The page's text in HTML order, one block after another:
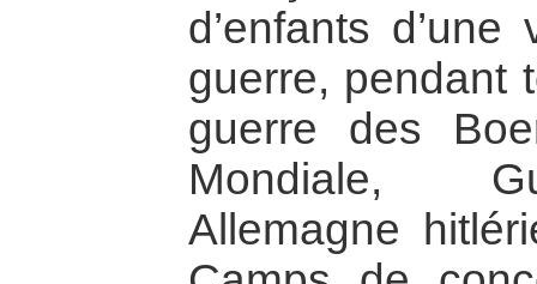
d’enfants
guerre, pendant
guerre des
Mondiale,
Allemagne